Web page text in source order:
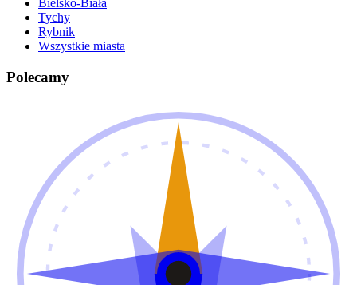
Bielsko-Biała
Tychy
Rybnik
Wszystkie miasta
Polecamy